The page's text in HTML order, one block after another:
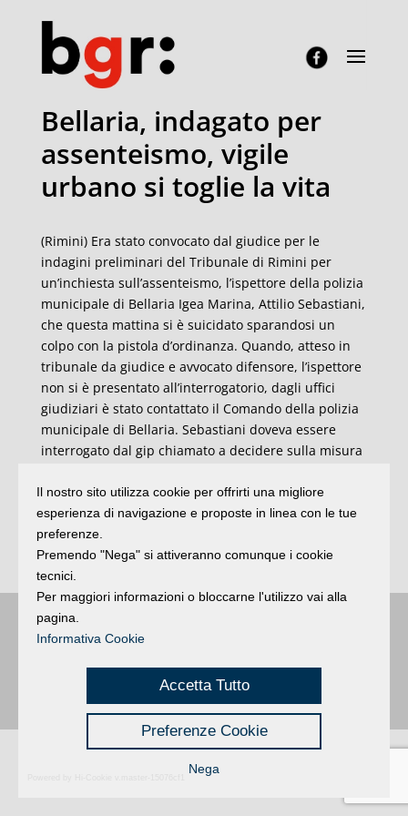
Bellaria, indagato per
assenteismo, vigile
urbano si toglie la vita
(Rimini) Era stato convocato dal giudice per le
indagini preliminari del Tribunale di Rimini per
un’inchiesta sull’assenteismo, l’ispettore della polizia
municipale di Bellaria Igea Marina, Attilio Sebastiani,
che questa mattina si è suicidato sparandosi un
colpo con la pistola d’ordinanza. Quando, atteso in
tribunale da giudice e avvocato difensore, l’ispettore
non si è presentato all’interrogatorio, dagli uffici
giudiziari è stato contattato il Comando della polizia
municipale di Bellaria. Sebastiani doveva essere
interrogato dal gip chiamato a decidere sulla misura
richiesta della Procura della Repubblica che l’aveva
iscritto nel registro degli indagati per abuso d’ufficio,
nell’ambito di un’inchiesta della Guardia di Finanza
di Rimini sull’assenteismo sui posti di lavoro (Ansa).
Buongiorno
registrazione n. 2 /28/02/2012
Privacy | Credits
Il nostro sito utilizza cookie per offrirti una migliore
esperienza di navigazione e proposte in linea con le tue
preferenze.
Premendo "Nega" si attiveranno comunque i cookie
tecnici.
Per maggiori informazioni o bloccarne l'utilizzo vai alla
pagina.
Informativa Cookie
Accetta Tutto
Preferenze Cookie
Nega